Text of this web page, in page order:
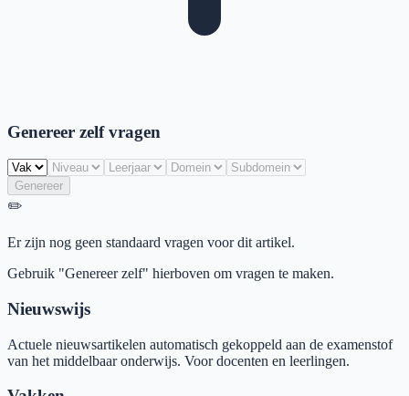
Genereer zelf vragen
Genereer
✏️
Er zijn nog geen standaard vragen voor dit artikel.
Gebruik "Genereer zelf" hierboven om vragen te maken.
Nieuwswijs
Actuele nieuwsartikelen automatisch gekoppeld aan de examenstof
van het middelbaar onderwijs. Voor docenten en leerlingen.